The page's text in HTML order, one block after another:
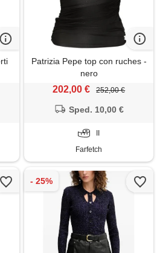
Patrizia Pepe top con ruches -
nero
202,00 € 252,00 €
Sped. 10,00 €
Farfetch